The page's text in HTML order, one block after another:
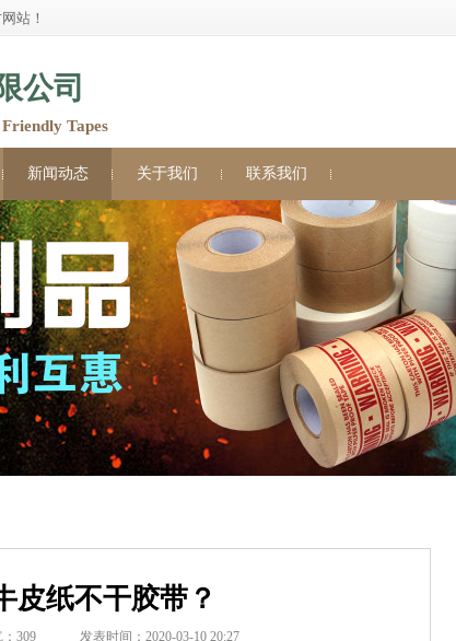
站！
公司
Tapes
新闻动态 关于我们 联系我们
皮纸不干胶带？
309 发表时间：2020-03-10 20:27